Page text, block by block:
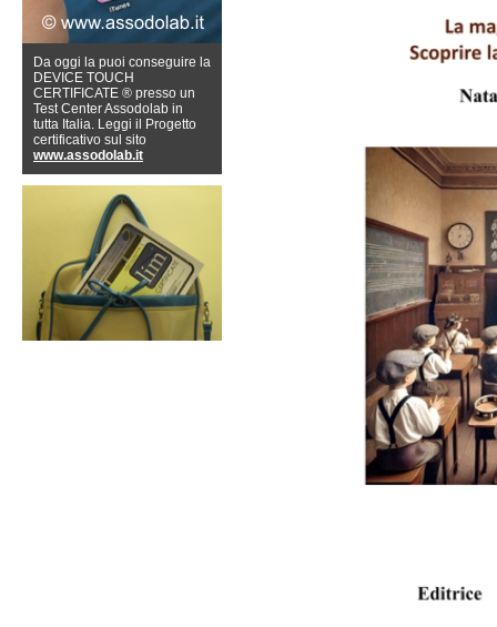
Da oggi la puoi conseguire la
DEVICE TOUCH
CERTIFICATE ® presso un
Test Center Assodolab in
tutta Italia. Leggi il Progetto
certificativo sul sito
www.assodolab.it